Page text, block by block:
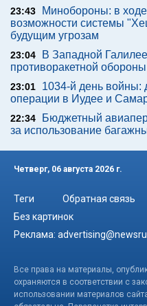
23:43
Минобороны: в
возможности системы
будущим угрозам
23:04
В Западной
противоракетной
23:01
1034-й день войны:
операции в Иудее и
22:34
Бюджетный
за использование
Четверг, 06 августа 2026 г.
Теги Обратная связь
Без картинок
Реклама:
Все права на материалы,
охраняются в соответствии с
использовании материалов